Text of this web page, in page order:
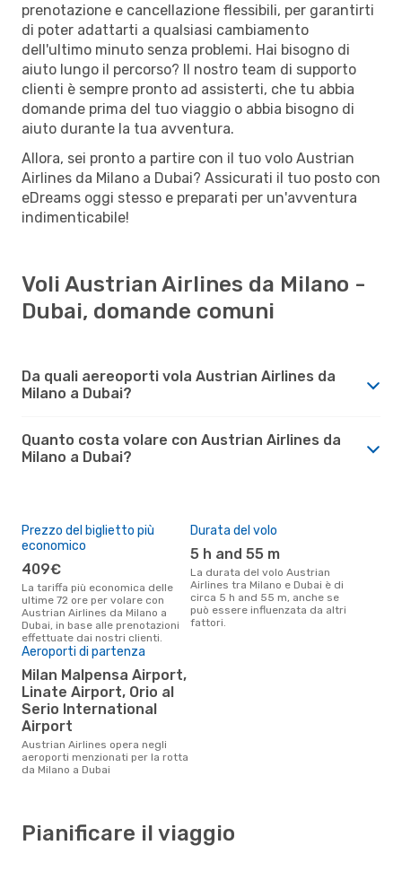
prenotazione e cancellazione flessibili, per garantirti
di poter adattarti a qualsiasi cambiamento
dell'ultimo minuto senza problemi. Hai bisogno di
aiuto lungo il percorso? Il nostro team di supporto
clienti è sempre pronto ad assisterti, che tu abbia
domande prima del tuo viaggio o abbia bisogno di
aiuto durante la tua avventura.
Allora, sei pronto a partire con il tuo volo Austrian
Airlines da Milano a Dubai? Assicurati il tuo posto con
eDreams oggi stesso e preparati per un'avventura
indimenticabile!
Voli Austrian Airlines da Milano -
Dubai, domande comuni
Da quali aereoporti vola Austrian Airlines da
Milano a Dubai?
Quanto costa volare con Austrian Airlines da
Milano a Dubai?
Prezzo del biglietto più
economico
409€
La tariffa più economica delle
ultime 72 ore per volare con
Austrian Airlines da Milano a
Dubai, in base alle prenotazioni
effettuate dai nostri clienti.
Durata del volo
5 h and 55 m
La durata del volo Austrian
Airlines tra Milano e Dubai è di
circa 5 h and 55 m, anche se
può essere influenzata da altri
fattori.
Aeroporti di partenza
Milan Malpensa Airport,
Linate Airport, Orio al
Serio International
Airport
Austrian Airlines opera negli
aeroporti menzionati per la rotta
da Milano a Dubai
Pianificare il viaggio